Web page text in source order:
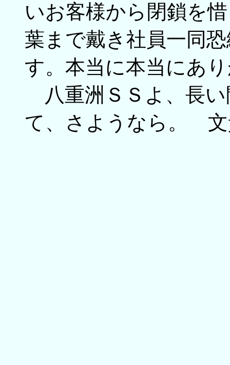
いお客様から閉鎖を
葉まで戴き社員一同
す。本当に本当にあ
八重洲ＳＳよ、長
て、さようなら。